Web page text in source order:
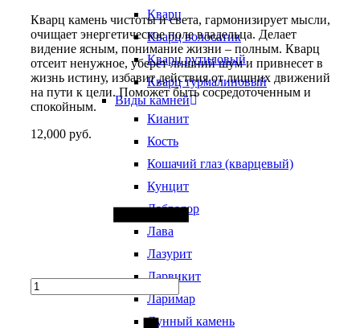
Кварц
Кварц волосатик
Кварц рутиловый
Кварц турмалиновый
Виды камней
Кианит
Кость
Кошачий глаз (кварцевый)
Кунцит
Лабрадор
Лава
Лазурит
Ларвикит
Ларимар
Лунный камень
Кварц камень чистоты и света, гармонизирует мысли,
очищает энергетическое поле владельца. Делает
видение ясным, понимание жизни – полным. Кварц
отсеит ненужное, уберет лишний шум и привнесет в
жизнь истину, избавит действия от лишних движений
на пути к цели. Поможет быть сосредоточенным и
спокойным.
12,000 руб.